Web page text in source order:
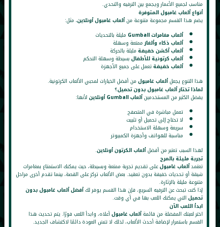
مناسب لجميع الأعمار ويجمع بين الترفيه والتحدي.
أنواع ألعاب غامبول المتوفرة
يضم هذا القسم مجموعة متنوعة من ألعاب غامبول أونلاين، مثل:
ألعاب مغامرات Gumball
مليئة بالتحديات
ألعاب ذكاء وألغاز ممتعة وسهلة
ألعاب أكشن خفيفةمليئة بالحركة
ألعاب كرتونية للأطفالبسيطة وسهلة التحكم
ألعاب خفيفةتعمل على جميع الأجهزة
هذا التنوع يجعل ألعاب غامبولمن أفضل الخيارات لمحبي الألعاب الكرتونية.
لماذا تختار ألعاب غامبول بدون تحميل؟
يفضل الكثير من المستخدمين ألعاب Gumball أونلاين
لأنها:
تعمل مباشرة في المتصفح
لا تحتاج إلى تحميل أو تثبيت
سريعة وسهلة الاستخدام
مناسبة للهواتف وأجهزة الكمبيوتر
لهذا السبب تعتبر من أفضل ألعاب الكرتون أونلاين.
تجربة مليئة بالمرح
تعتمدألعاب غامبولعلى تقديم تجربة ممتعة وبسيطة، حيث يمكنك الاستمتاع بمغامرات
شيقة أو تحديات خفيفة بدون تعقيد. بعض الألعاب تركز على القصة، بينما تقدم أخرى مراحل
متنوعة مليئة بالإثارة.
إذا كنت تبحث عن الترفيه السريع، فإن هذا القسم يوفر لك أفضل ألعاب غامبول بدون
تحميلالتي يمكنك اللعب بها في أي وقت.
ابدأ اللعب الآن
اختر لعبتك المفضلة من قائمة ألعاب غامبولأعلاه، وابدأ اللعب فورًا. يتم تحديث هذا
القسم باستمرار لإضافة أحدث الألعاب، لذلك لا تنسَ العودة دائمًا لاكتشاف الجديد.